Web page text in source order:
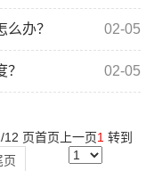
办？ 02-05
02-05
12 页首页 上一页1
页
转到